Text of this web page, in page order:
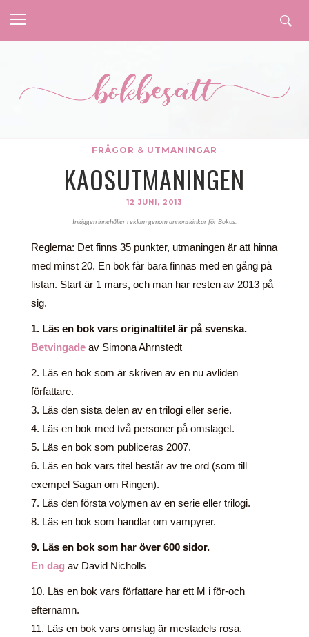
FRÅGOR & UTMANINGAR
KAOSUTMANINGEN
12 JUNI, 2013
Inläggen innehåller reklam genom annonslänkar för Bokus.
Reglerna: Det finns 35 punkter, utmaningen är att hinna
med minst 20. En bok får bara finnas med en gång på
listan. Start är 1 mars, och man har resten av 2013 på
sig.
1. Läs en bok vars originaltitel är på svenska.
Betvingade av Simona Ahrnstedt
2. Läs en bok som är skriven av en nu avliden
författare.
3. Läs den sista delen av en trilogi eller serie.
4. Läs en bok med två personer på omslaget.
5. Läs en bok som publiceras 2007.
6. Läs en bok vars titel består av tre ord (som till
exempel Sagan om Ringen).
7. Läs den första volymen av en serie eller trilogi.
8. Läs en bok som handlar om vampyrer.
9. Läs en bok som har över 600 sidor.
En dag av David Nicholls
10. Läs en bok vars författare har ett M i för-och
efternamn.
11. Läs en bok vars omslag är mestadels rosa.